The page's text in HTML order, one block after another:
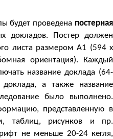
проведена постерная
докладов. Постер должен
листа размером А1 (594 x
ориентация). Каждый
название доклада (64-
а также название
было выполнено.
представленную в
таблиц, рисунков и пр.
не меньше 20-24 кегля,